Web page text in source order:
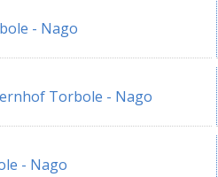
- Nago
Torbole - Nago
- Nago